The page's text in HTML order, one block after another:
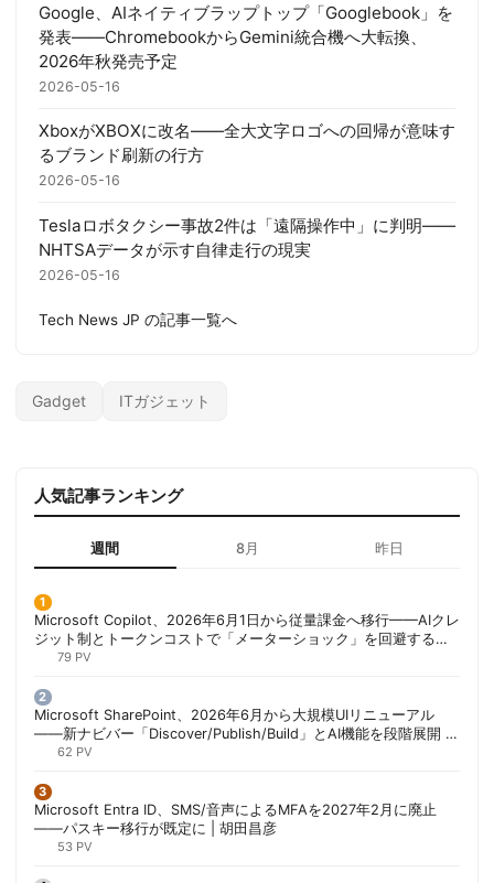
Google、AIネイティブラップトップ「Googlebook」を
発表——ChromebookからGemini統合機へ大転換、
2026年秋発売予定
2026-05-16
XboxがXBOXに改名——全大文字ロゴへの回帰が意味す
るブランド刷新の行方
2026-05-16
Teslaロボタクシー事故2件は「遠隔操作中」に判明——
NHTSAデータが示す自律走行の現実
2026-05-16
Tech News JP の記事一覧へ
Gadget ITガジェット
人気記事ランキング
週間 8月 昨日
Microsoft Copilot、2026年6月1日から従量課金へ移行——AIクレ
ジット制とトークンコストで「メーターショック」を回避する方
法 | 胡田昌彦
79 PV
Microsoft SharePoint、2026年6月から大規模UIリニューアル
——新ナビバー「Discover/Publish/Build」とAI機能を段階展開 |
胡田昌彦
62 PV
Microsoft Entra ID、SMS/音声によるMFAを2027年2月に廃止
——パスキー移行が既定に | 胡田昌彦
53 PV